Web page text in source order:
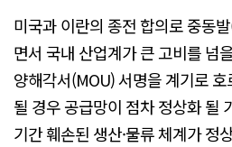
미국과 이란의 종전 합의로 중동
면서 국내 산업계가 큰 고비를 넘
양해각서(MOU) 서명을 계기로
될 경우 공급망이 점차 정상화 될
기간 훼손된 생산·물류 체계가 정